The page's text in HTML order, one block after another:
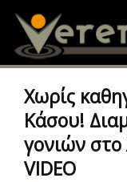
content
Χωρίς
Κάσου!
γονιών στο
VIDEO